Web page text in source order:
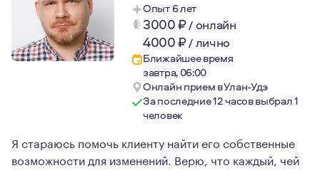
Опыт 6 лет
3000₽/ онлайн
4000₽/лично
Ближайшее время
завтра, 06:00
Онлайн прием в Улан-Удэ
За последние 12 часов выбрал 1
человек
Я стараюсь помочь клиенту найти его собственные
возможности для изменений. Верю, что каждый, чей